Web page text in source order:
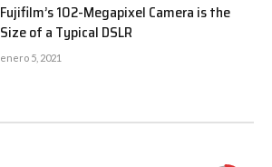
Fujifilm’s 102-Megapixel Camera is the
Size of a Typical DSLR
enero 5, 2021